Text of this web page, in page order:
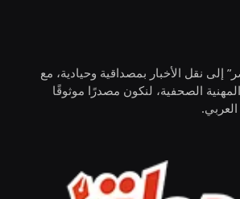
نقل الأخبار بمصداقية وحيادية، مع
المهنية الصحفية، لنكون مصدرًا موثوقًا